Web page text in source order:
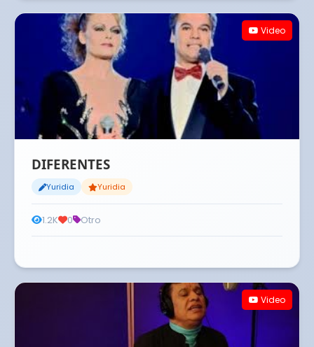
Video
DIFERENTES
Yuridia Yuridia
1.2K 0 Otro
Video